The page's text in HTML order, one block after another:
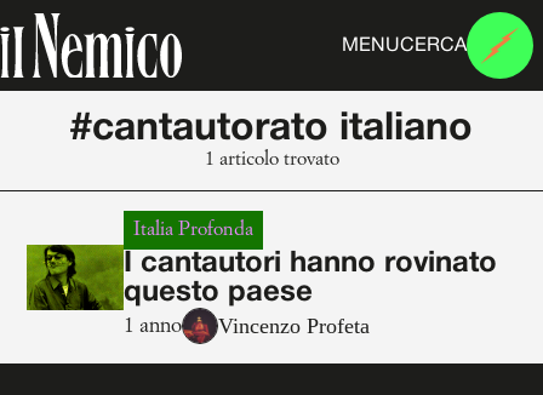
MENUCERCA
#cantautorato italiano
1 articolo trovato
Italia Profonda
I cantautori hanno rovinato
questo paese
1 anno Vincenzo Profeta